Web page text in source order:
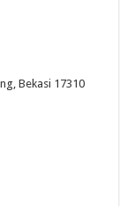
Bekasi 17310